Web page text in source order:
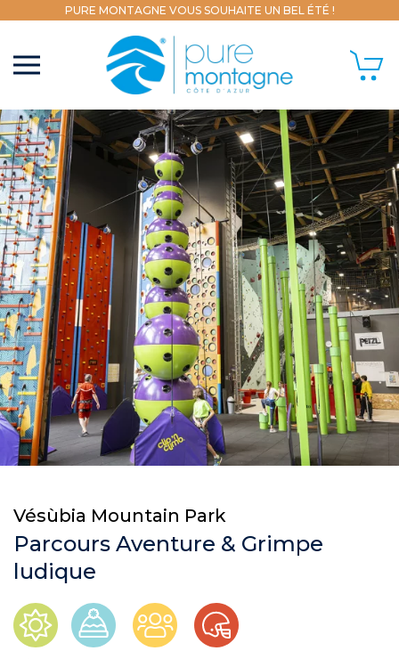
PURE MONTAGNE VOUS SOUHAITE UN BEL ÉTÉ !
Vésùbia Mountain Park
Parcours Aventure & Grimpe
ludique